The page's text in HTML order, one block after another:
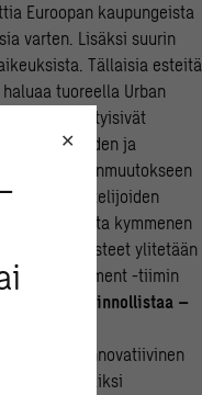
Euroopan kaupungeista
varten. Lisäksi suurin
Tällaisia esteitä
tuoreella Urban
jotta ne pystyisivät
haastatteluiden ja
ja ilmastonmuutokseen
pohjalta kymmenen
ja haasteet ylitetään
and Development -tiimin
ja havainnollistaa –
on innovatiivinen
Esimerkiksi